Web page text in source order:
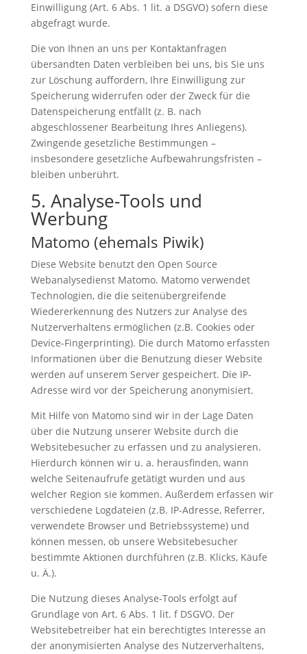
Einwilligung (Art. 6 Abs. 1 lit. a DSGVO) sofern diese
abgefragt wurde.
Die von Ihnen an uns per Kontaktanfragen
übersandten Daten verbleiben bei uns, bis Sie uns
zur Löschung auffordern, Ihre Einwilligung zur
Speicherung widerrufen oder der Zweck für die
Datenspeicherung entfällt (z. B. nach
abgeschlossener Bearbeitung Ihres Anliegens).
Zwingende gesetzliche Bestimmungen –
insbesondere gesetzliche Aufbewahrungsfristen –
bleiben unberührt.
5. Analyse-Tools und
Werbung
Matomo (ehemals Piwik)
Diese Website benutzt den Open Source
Webanalysedienst Matomo. Matomo verwendet
Technologien, die die seitenübergreifende
Wiedererkennung des Nutzers zur Analyse des
Nutzerverhaltens ermöglichen (z.B. Cookies oder
Device-Fingerprinting). Die durch Matomo erfassten
Informationen über die Benutzung dieser Website
werden auf unserem Server gespeichert. Die IP-
Adresse wird vor der Speicherung anonymisiert.
Mit Hilfe von Matomo sind wir in der Lage Daten
über die Nutzung unserer Website durch die
Websitebesucher zu erfassen und zu analysieren.
Hierdurch können wir u. a. herausfinden, wann
welche Seitenaufrufe getätigt wurden und aus
welcher Region sie kommen. Außerdem erfassen wir
verschiedene Logdateien (z.B. IP-Adresse, Referrer,
verwendete Browser und Betriebssysteme) und
können messen, ob unsere Websitebesucher
bestimmte Aktionen durchführen (z.B. Klicks, Käufe
u. Ä.).
Die Nutzung dieses Analyse-Tools erfolgt auf
Grundlage von Art. 6 Abs. 1 lit. f DSGVO. Der
Websitebetreiber hat ein berechtigtes Interesse an
der anonymisierten Analyse des Nutzerverhaltens,